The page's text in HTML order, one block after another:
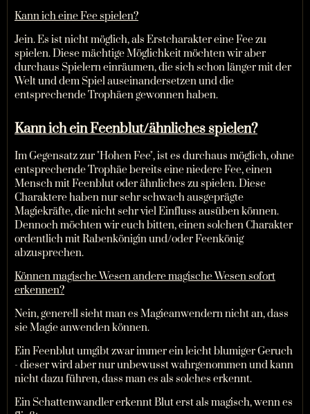
Kann ich eine Fee spielen?
Jein. Es ist nicht möglich, als Erstcharakter eine Fee zu
spielen. Diese mächtige Möglichkeit möchten wir aber
durchaus Spielern einräumen, die sich schon länger mit der
Welt und dem Spiel auseinandersetzen und die
entsprechende Trophäen gewonnen haben.
Kann ich ein Feenblut/ähnliches spielen?
Im Gegensatz zur "Hohen Fee", ist es durchaus möglich, ohne
entsprechende Trophäe bereits eine niedere Fee, einen
Mensch mit Feenblut oder ähnliches zu spielen. Diese
Charaktere haben nur sehr schwach ausgeprägte
Magiekräfte, die nicht sehr viel Einfluss ausüben können.
Dennoch möchten wir euch bitten, einen solchen Charakter
ordentlich mit Rabenkönigin und/oder Feenkönig
abzusprechen.
Können magische Wesen andere magische Wesen sofort
erkennen?
Nein, generell sieht man es Magieanwendern nicht an, dass
sie Magie anwenden können.
Ein Feenblut umgibt zwar immer ein leicht blumiger Geruch
- dieser wird aber nur unbewusst wahrgenommen und kann
nicht dazu führen, dass man es als solches erkennt.
Ein Schattenwandler erkennt Blut erst als magisch, wenn es